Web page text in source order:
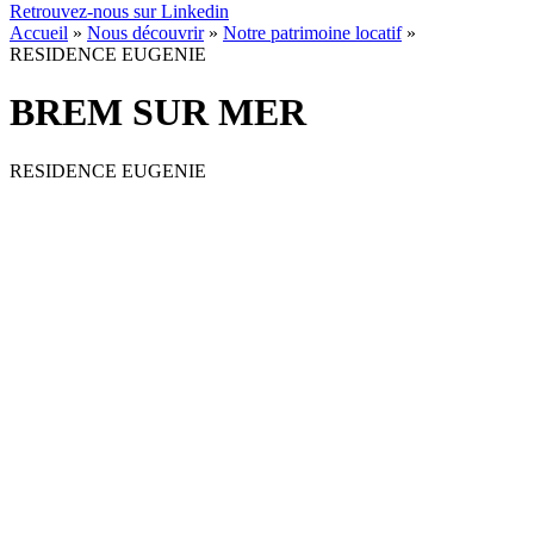
Retrouvez-nous surLinkedin
Accueil » Nous découvrir» Notre patrimoine locatif»
RESIDENCE EUGENIE
BREM SUR MER
RESIDENCE EUGENIE